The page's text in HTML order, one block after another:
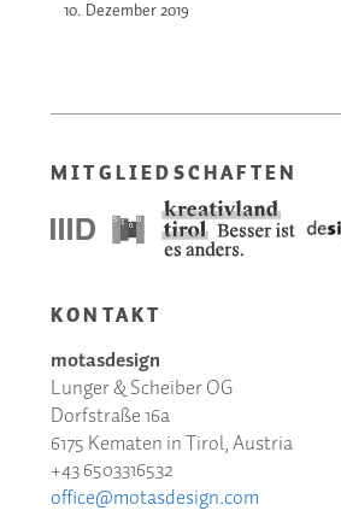
10. Dezember2019
MITGLIEDSCHAFTEN
KONTAKT
motasdesign
Lunger & Scheiber OG
Dorfstraße 16a
6175 Kematen in Tirol, Austria
+43 6503316532
office@motasdesign.com